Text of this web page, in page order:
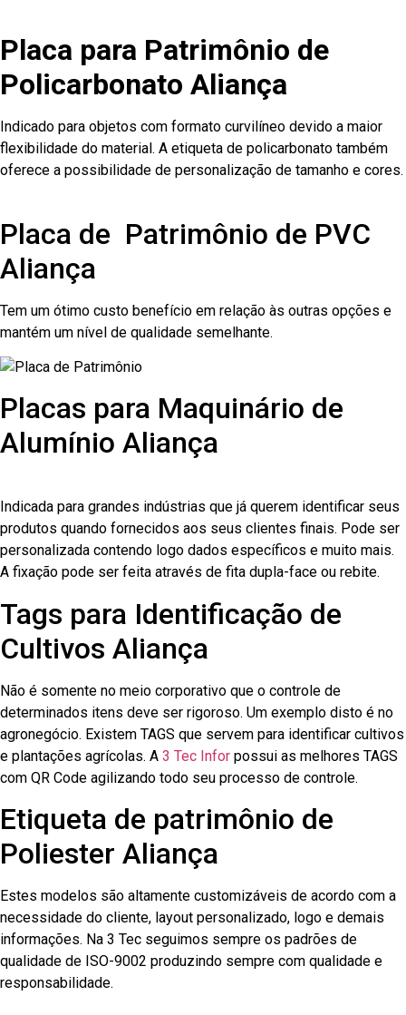
Placa para Patrimônio de
Policarbonato Aliança
Indicado para objetos com formato curvilíneo devido a maior
flexibilidade do material. A etiqueta de policarbonato também
oferece a possibilidade de personalização de tamanho e cores.
Placa de Patrimônio de PVC
Aliança
Tem um ótimo custo benefício em relação às outras opções e
mantém um nível de qualidade semelhante.
Placas para Maquinário de
Alumínio Aliança
Indicada para grandes indústrias que já querem identificar seus
produtos quando fornecidos aos seus clientes finais. Pode ser
personalizada contendo logo dados específicos e muito mais.
A fixação pode ser feita através de fita dupla-face ou rebite.
Tags para Identificação de
Cultivos Aliança
Não é somente no meio corporativo que o controle de
determinados itens deve ser rigoroso. Um exemplo disto é no
agronegócio. Existem TAGS que servem para identificar cultivos
e plantações agrícolas. A 3 Tec Infor possui as melhores TAGS
com QR Code agilizando todo seu processo de controle.
Etiqueta de patrimônio de
Poliester Aliança
Estes modelos são altamente customizáveis de acordo com a
necessidade do cliente, layout personalizado, logo e demais
informações. Na 3 Tec seguimos sempre os padrões de
qualidade de ISO-9002 produzindo sempre com qualidade e
responsabilidade.